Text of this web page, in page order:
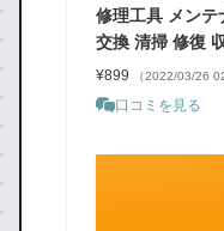
修理工具 メンテ
交換 清掃 修復
¥899 （2022/03/26
口コミを見る